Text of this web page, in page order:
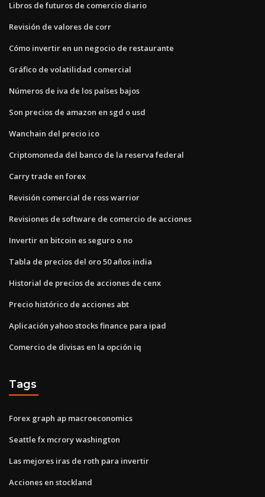
Libros de futuros de comercio diario
Revisión de valores de corr
Cómo invertir en un negocio de restaurante
Gráfico de volatilidad comercial
Números de iva de los países bajos
Son precios de amazon en sgd o usd
Wanchain del precio ico
Criptomoneda del banco de la reserva federal
Carry trade en forex
Revisión comercial de ross warrior
Revisiones de software de comercio de acciones
Invertir en bitcoin es seguro o no
Tabla de precios del oro 50 años india
Historial de precios de acciones de cenx
Precio histórico de acciones abt
Aplicación yahoo stocks finance para ipad
Comercio de divisas en la opción iq
Tags
Forex graph ap macroeconomics
Seattle fx mcrory washington
Las mejores iras de roth para invertir
Acciones en stockland